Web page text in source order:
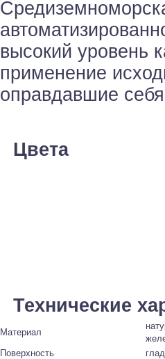
высокий уровень
применение
оправдавшие
Цвета
Технические
Материал
Поверхность